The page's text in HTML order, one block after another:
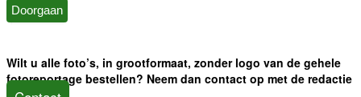
Wilt u alle foto’s, in grootformaat, zonder logo van de gehele
fotoreportage bestellen? Neem dan contact op met de redactie